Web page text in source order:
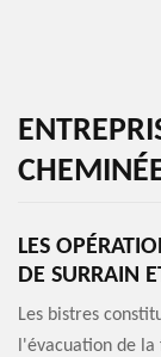
LES
DE SURRAIN
Les bistres
l'évacuation de